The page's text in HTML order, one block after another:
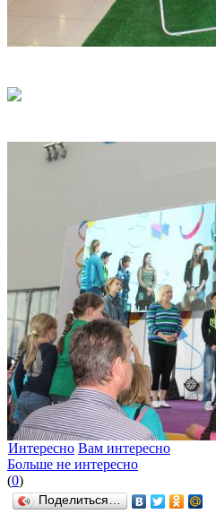
Интересно Вам интересно
Больше не интересно
(0)
Поделиться…